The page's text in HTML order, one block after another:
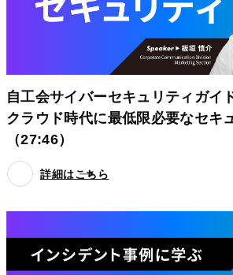
自工会サイバーセキュリティガ
クラウド時代に最低限必要なセキ
（27:46）
詳細はこちら